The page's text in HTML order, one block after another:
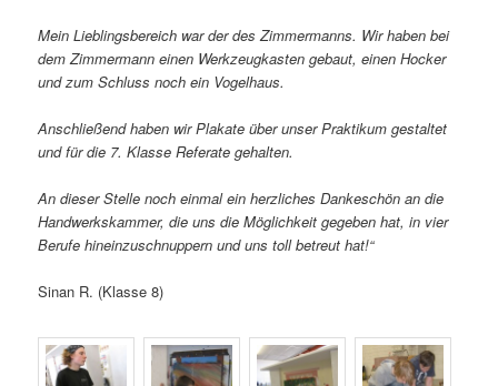
Mein Lieblingsbereich war der des Zimmermanns. Wir haben bei
dem Zimmermann einen Werkzeugkasten gebaut, einen Hocker
und zum Schluss noch ein Vogelhaus.
Anschließend haben wir Plakate über unser Praktikum gestaltet
und für die 7. Klasse Referate gehalten.
An dieser Stelle noch einmal ein herzliches Dankeschön an die
Handwerkskammer, die uns die Möglichkeit gegeben hat, in vier
Berufe hineinzuschnuppern und uns toll betreut hat!“
Sinan R. (Klasse 8)